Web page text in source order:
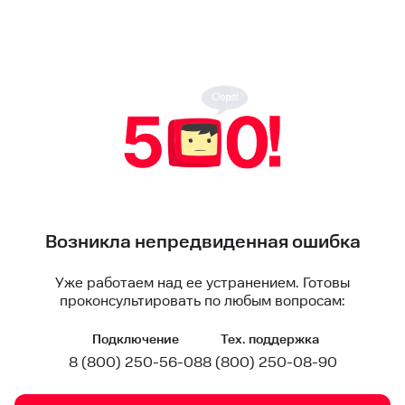
Возникла непредвиденная ошибка
Уже работаем над ее устранением. Готовы
проконсультировать по любым вопросам:
Подключение
8 (800) 250-56-08
Тех. поддержка
8 (800) 250-08-90